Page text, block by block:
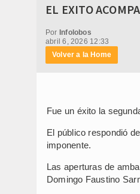
EL EXITO
Por Infolobos
abril 6, 2026 12:33
Volver a la Home
Fue un éxito la
El público respondió
imponente.
Las aperturas de
Domingo Faustino